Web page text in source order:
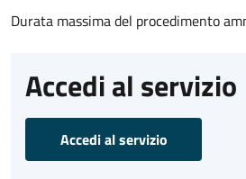
Durata massima del procedimento
Accedi al servizio
Accedi al servizio